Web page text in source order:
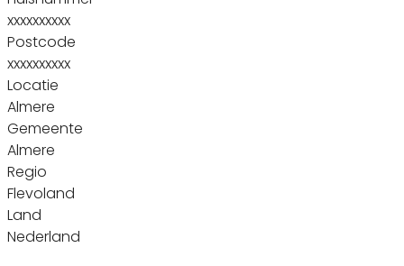
xxxxxxxxxx
Postcode
xxxxxxxxxx
Locatie
Almere
Gemeente
Almere
Regio
Flevoland
Land
Nederland